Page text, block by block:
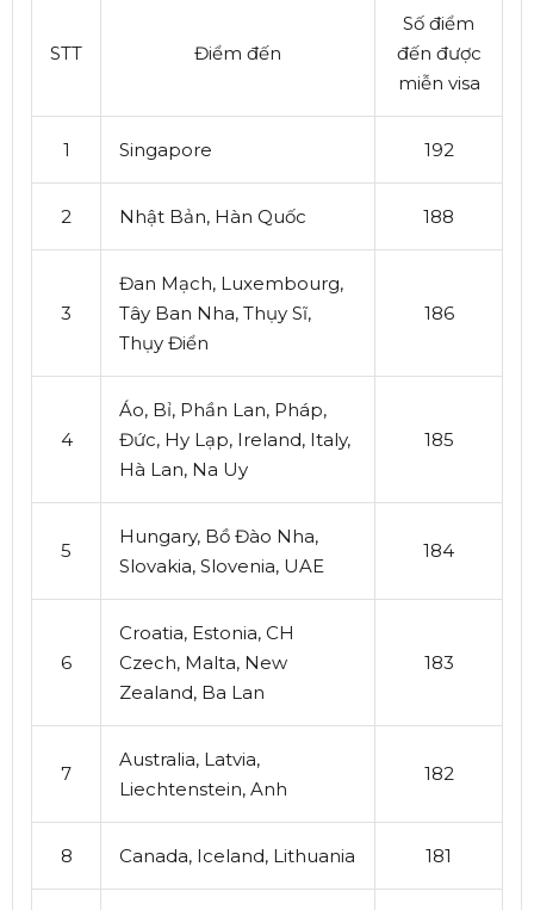
STT Điểm đến
Số điểm
đến được
miễn visa
1 Singapore 192
2 Nhật Bản, Hàn Quốc 188
3
Đan Mạch, Luxembourg,
Tây Ban Nha, Thụy Sĩ,
Thụy Điển
186
4
Áo, Bỉ, Phần Lan, Pháp,
Đức, Hy Lạp, Ireland, Italy,
Hà Lan, Na Uy
185
5
Hungary, Bồ Đào Nha,
Slovakia, Slovenia, UAE
184
6
Croatia, Estonia, CH
Czech, Malta, New
Zealand, Ba Lan
183
7
Australia, Latvia,
Liechtenstein, Anh
182
8 Canada, Iceland, Lithuania 181